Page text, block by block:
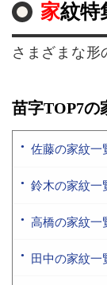
家紋
さまざまな形
苗字TOP7の
佐藤の家紋一
鈴木の家紋一
高橋の家紋一
田中の家紋一